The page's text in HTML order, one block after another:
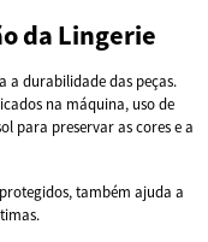
da Lingerie
a durabilidade das peças.
na máquina, uso de
para preservar as cores e a
também ajuda a